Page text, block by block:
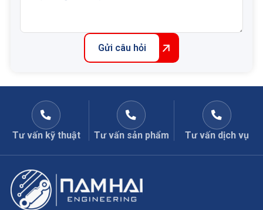
Gửi câu hỏi
Tư vấn kỹ thuật Tư vấn sản phẩm Tư vấn dịch vụ